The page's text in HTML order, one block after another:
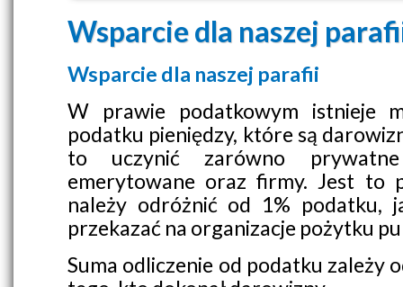
Wsparcie dla naszej
Wsparcie dla naszej parafii
W prawie podatkowym istnieje
podatku pieniędzy, które są
to uczynić zarówno
emerytowane oraz firmy. Jest to
należy odróżnić od 1% podatku,
przekazać na organizacje pożytku
Suma odliczenie od podatku zależy